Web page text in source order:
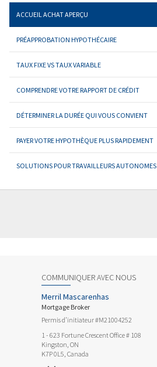
ACCUEIL ACHAT APERÇU
PRÉAPPROBATION HYPOTHÉCAIRE
TAUX FIXE VS TAUX VARIABLE
COMPRENDRE VOTRE RAPPORT DE CRÉDIT
DÉTERMINER LA DURÉE QUI VOUS CONVIENT
PAYER VOTRE HYPOTHÈQUE PLUS RAPIDEMENT
SOLUTIONS POUR TRAVAILLEURS AUTONOMES
COMMUNIQUER AVEC NOUS
Merril Mascarenhas
Mortgage Broker
Permis d’initiateur #M21004252
1 - 623 Fortune Crescent Office # 108
Kingston, ON
K7P 0L5, Canada